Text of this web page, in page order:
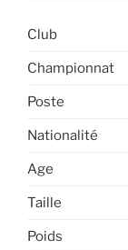
Club
Championnat
Poste
Nationalité
Age
Taille
Poids